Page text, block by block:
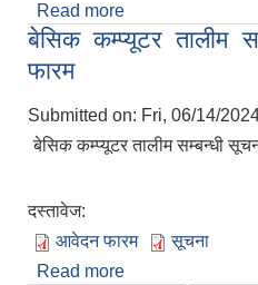
Read more
बेसिक कम्प्यूटर तालीम
फारम
Submitted on: Fri, 06/14/
बेसिक कम्प्यूटर तालीम सम्बन्धी
दस्तावेज:
आवेदन फारम
सूचना
Read more